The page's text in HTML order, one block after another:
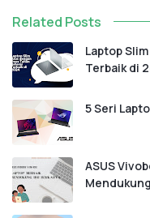
Related Posts
Laptop
Terbaik di
5 Seri
ASUS